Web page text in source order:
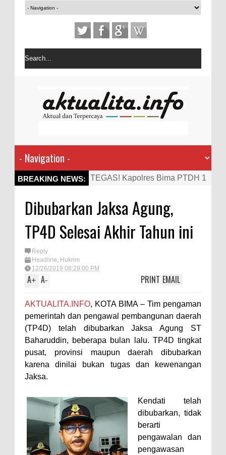
BREAKING NEWS: TEGAS! Kapolres Bima PTDH 1
Personel Berprestasi
Perempuan sebagai Penggerak
Pelatihan Kewirausahaan Kota
Si Dokes Polres Bima Cek
Kesehatan Korban Kapal Wisata
yang Tenggelam di Perairan
Sanggar
Satpolairud Polres Bima dan Tim
Perairan Sanggar
Perkuat Soliditas-Sinergi,
Kapolres Bima Silaturahmi ke
Kejari dan Kodim 1608
Dibubarkan Jaksa Agung,
TP4D Selesai Akhir Tahun ini
Reply
Headline, Hukrim
12/26/2019 08:29:00 PM
A+ A- EMAIL
PRINT
AKTUALITA.INFO, KOTA BIMA – Tim pengaman
pemerintah dan pengawal pembangunan daerah
(TP4D) telah dibubarkan Jaksa Agung ST
Baharuddin, beberapa bulan lalu. TP4D tingkat
pusat, provinsi maupun daerah dibubarkan
karena dinilai bukan tugas dan kewenangan
Jaksa.
Kendati telah
dibubarkan, tidak
berarti
pengawalan dan
pengawasan